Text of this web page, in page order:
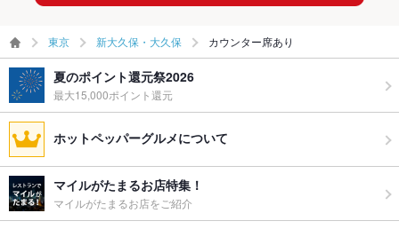
東京 新大久保・大久保 カウンター席あり
夏のポイント還元祭2026
最大15,000ポイント還元
ホットペッパーグルメについて
マイルがたまるお店特集！
マイルがたまるお店をご紹介